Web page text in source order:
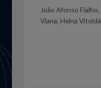
João Afonso
Viana, Helna